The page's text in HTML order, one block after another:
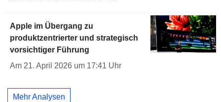
Apple im Übergang zu
produktzentrierter und strategisch
vorsichtiger Führung
Am 21. April 2026 um 17:41 Uhr
Mehr Analysen